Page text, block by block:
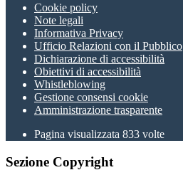
Cookie policy
Note legali
Informativa Privacy
Ufficio Relazioni con il Pubblico
Dichiarazione di accessibilità
Obiettivi di accessibilità
Whistleblowing
Gestione consensi cookie
Amministrazione trasparente
Pagina visualizzata 833 volte
Sezione Copyright